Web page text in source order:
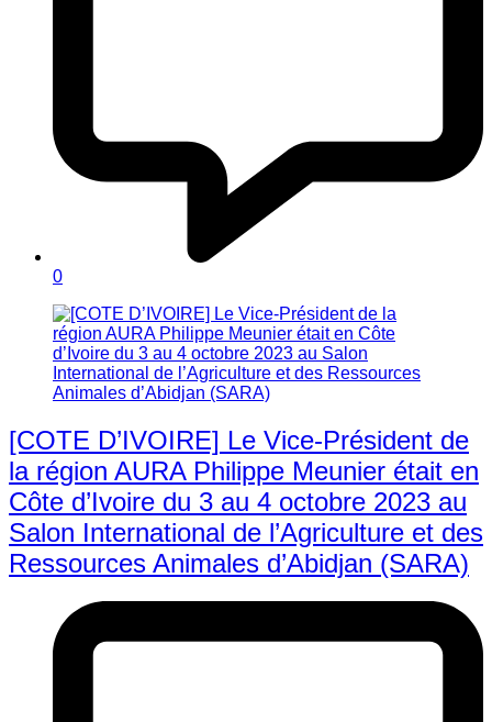
0
[COTE D’IVOIRE] Le Vice-Président de
la région AURA Philippe Meunier était en
Côte d’Ivoire du 3 au 4 octobre 2023 au
Salon International de l’Agriculture et des
Ressources Animales d’Abidjan (SARA)